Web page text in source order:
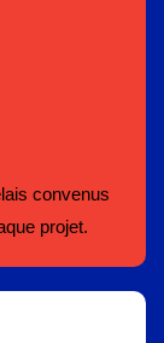
convenus
projet.